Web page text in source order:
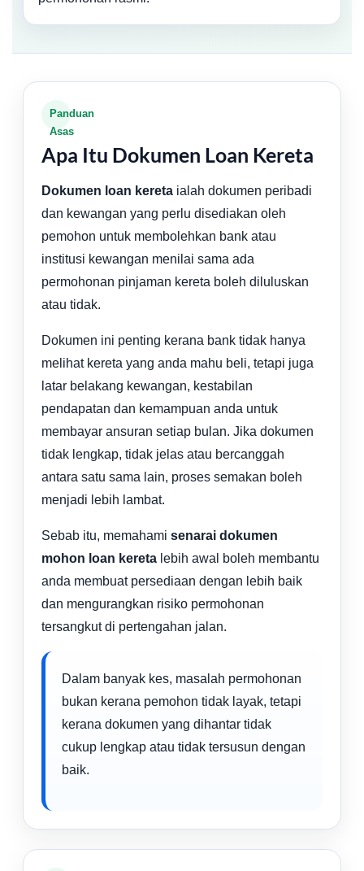
Panduan
Asas
Apa Itu Dokumen Loan Kereta
Dokumen loan keretaialah dokumen peribadi
dan kewangan yang perlu disediakan oleh
pemohon untuk membolehkan bank atau
institusi kewangan menilai sama ada
permohonan pinjaman kereta boleh diluluskan
atau tidak.
Dokumen ini penting kerana bank tidak hanya
melihat kereta yang anda mahu beli, tetapi juga
latar belakang kewangan, kestabilan
pendapatan dan kemampuan anda untuk
membayar ansuran setiap bulan. Jika dokumen
tidak lengkap, tidak jelas atau bercanggah
antara satu sama lain, proses semakan boleh
menjadi lebih lambat.
Sebab itu, memahami senarai dokumen
mohon loan keretalebih awal boleh membantu
anda membuat persediaan dengan lebih baik
dan mengurangkan risiko permohonan
tersangkut di pertengahan jalan.
Dalam banyak kes, masalah permohonan
bukan kerana pemohon tidak layak, tetapi
kerana dokumen yang dihantar tidak
cukup lengkap atau tidak tersusun dengan
baik.